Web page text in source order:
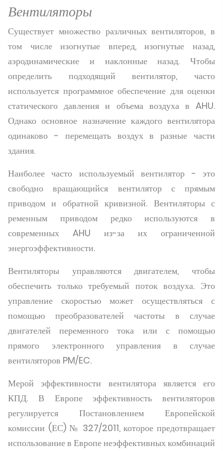
Вентиляторы
Существует множество различных вентиляторов, в
том числе изогнутые вперед, изогнутые назад,
аэродинамические и наклонные назад. Чтобы
определить подходящий вентилятор, часто
используется программное обеспечение для оценки
статического давления и объема воздуха в AHU.
Однако основное назначение каждого вентилятора
одинаково - перемещать воздух в разные части
здания.
Наиболее часто используемый вентилятор - это
свободно вращающийся вентилятор с прямым
приводом и обратной кривизной. Вентиляторы с
ременным приводом редко используются в
современных AHU из-за их ограниченной
энергоэффективности.
Вентиляторы управляются двигателем, чтобы
обеспечить только требуемый поток воздуха. Это
управление скоростью может осуществляться с
помощью преобразователей частоты в случае
двигателей переменного тока или с помощью
прямого электронного управления в случае
вентиляторов PM/EC.
Мерой эффективности вентилятора является его
КПД. В Европе эффективность вентиляторов
регулируется Постановлением Европейской
комиссии (ЕС) № 327/2011, которое предотвращает
использование в Европе неэффективных комбинаций